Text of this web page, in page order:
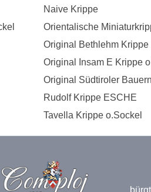
Naive Krippe
Orientalische
Original Bethlehm Krippe
Original Insam E Krippe
Original Südtiroler
Rudolf Krippe ESCHE
Tavella Krippe o.Sockel